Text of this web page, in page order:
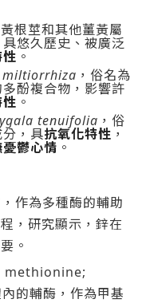
根莖和其他薑黃屬
悠久歷史、被廣泛
。
miltiorrhiza ，俗名為
酚複合物，影響許
。
tenuifolia ，俗
，具抗氧化特性 ，
憂鬱心情 。
作為多種酶的輔助
，研究顯示，鋅在
。
methionine;
的輔酶，作為甲基